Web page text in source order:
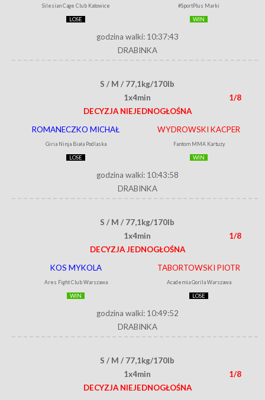
Silesian Cage Club Katowice
LOSE
#SportPlus Marki
WIN
godzina walki: 10:37:43
DRABINKA
S / M / 77,1kg/170lb
1x4min
1/8
DECYZJA NIEJEDNOGŁOŚNA
ROMANECZKO MICHAŁ
Giria Ninja Biała Podlaska
LOSE
WYDROWSKI KACPER
Fantom MMA Kartuzy
WIN
godzina walki: 10:43:58
DRABINKA
S / M / 77,1kg/170lb
1x4min
1/8
DECYZJA JEDNOGŁOŚNA
KOS MYKOLA
Ares Fight Club Warszawa
WIN
TABORTOWSKI PIOTR
Academia Gorila Warszawa
LOSE
godzina walki: 10:49:52
DRABINKA
S / M / 77,1kg/170lb
1x4min
1/8
DECYZJA NIEJEDNOGŁOŚNA